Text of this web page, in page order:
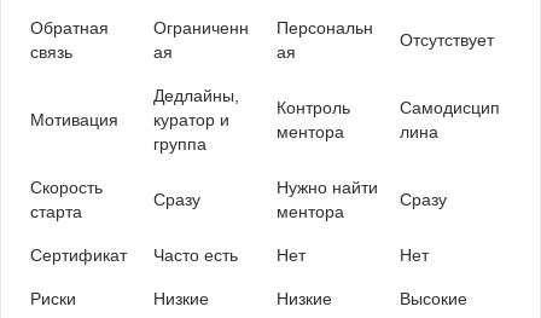
Обратная
связь
Ограниченн
ая
Персональн
ая
Отсутствует
Мотивация
Дедлайны,
куратор и
группа
Контроль
ментора
Самодисцип
лина
Скорость
старта
Сразу
Нужно найти
ментора
Сразу
Сертификат Часто есть Нет Нет
Риски Низкие Низкие Высокие